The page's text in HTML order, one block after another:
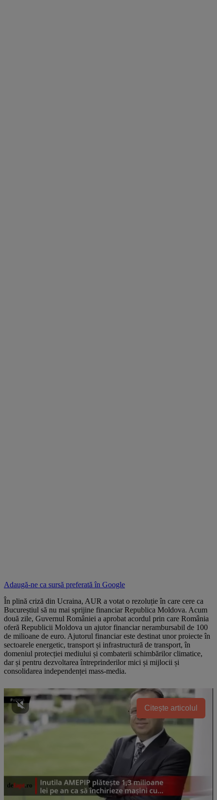
Adaugă-ne ca sursă preferată în Google
În plină criză din Ucraina, AUR a votat o rezoluție în care cere ca
Bucureștiul să nu mai sprijine financiar Republica Moldova. Acum
două zile, Guvernul României a aprobat acordul prin care România
oferă Republicii Moldova un ajutor financiar nerambursabil de 100
de milioane de euro. Ajutorul financiar este destinat unor proiecte în
sectoarele energetic, transport și infrastructură de transport, în
domeniul protecției mediului și combaterii schimbărilor climatice,
dar și pentru dezvoltarea întreprinderilor mici și mijlocii și
consolidarea independenței mass-media.
Citește articolul